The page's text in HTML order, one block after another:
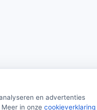
en advertenties
in onze cookieverklaring